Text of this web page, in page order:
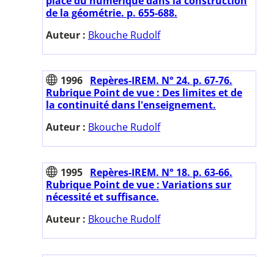
de la géométrie. p. 655-688.
Auteur : Bkouche Rudolf
1996 Repères-IREM. N° 24. p. 67-76.
Rubrique Point de vue : Des limites et de
la continuité dans l'enseignement.
Auteur : Bkouche Rudolf
1995 Repères-IREM. N° 18. p. 63-66.
Rubrique Point de vue : Variations sur
nécessité et suffisance.
Auteur : Bkouche Rudolf